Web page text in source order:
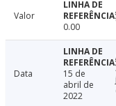
Valor
0.00
Data
15 de
abril de
2022